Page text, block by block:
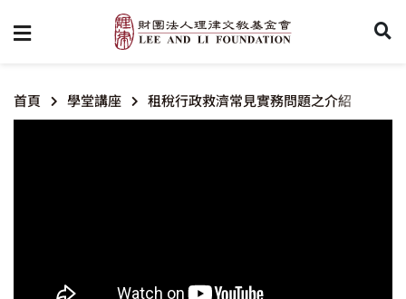
首頁 學堂講座 租稅行政救濟常見實務問題之介紹